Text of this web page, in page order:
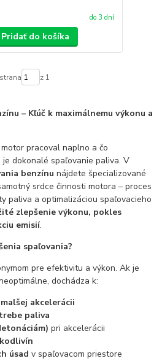
do 3 dní
Pridať do košíka
strana z 1
– Kľúč k maximálnemu výkonu a
pracoval naplno a čo
dokonalé spaľovanie paliva. V
benzínu nájdete špecializované
srdce činnosti motora – proces
paliva a optimalizáciou spaľovacieho
zlepšenie výkonu, pokles
emisií.
spaľovania?
pre efektivitu a výkon. Ak je
dochádza k:
akcelerácii
paliva
pri akcelerácii
úsad v spaľovacom priestore